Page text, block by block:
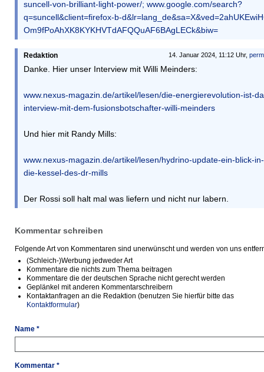
suncell-von-brilliant-light-power/; www.google.com/search?
q=suncell&client=firefox-b-
Om9fPoAhXK8KYKHVTdAFQQuAF6BAgLECk&biw=
14. Januar 2024, 11:12 Uhr,
Redaktion
Danke. Hier unser Interview mit Willi Meinders:
www.nexus-magazin.de/artikel/lesen/die-energierevolution-ist-
interview-mit-dem-fusionsbotschafter-willi-meinders
Und hier mit Randy Mills:
www.nexus-magazin.de/artikel/lesen/hydrino-update-ein-blick-in-
die-kessel-des-dr-mills
Der Rossi soll halt mal was liefern und nicht nur labern.
Kommentar schreiben
Folgende Art von Kommentaren sind unerwünscht und werden von uns
(Schleich-)Werbung jedweder Art
Kommentare die nichts zum Thema beitragen
Kommentare die der deutschen Sprache nicht gerecht werden
Geplänkel mit anderen Kommentarschreibern
Kontaktanfragen an die Redaktion (benutzen Sie hierfür bitte das
Kontaktformular)
Name *
Kommentar *